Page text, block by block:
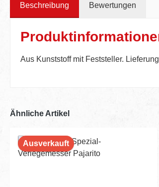
Beschreibung Bewertungen
Aus Kunststoff mit Feststeller.
Ähnliche Artikel
Ausverkauft